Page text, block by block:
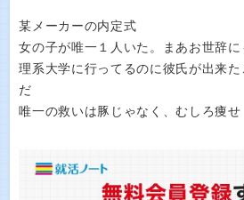
某メーカーの内定式
女の子が唯一１人いた。まあお世辞に
理系大学に行ってるのに彼氏が出来
だ
唯一の救いは豚じゃなく、むしろ痩せ